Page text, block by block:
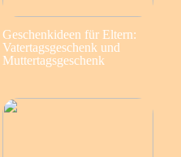
Geschenkideen für Eltern:
Vatertagsgeschenk und
Muttertagsgeschenk